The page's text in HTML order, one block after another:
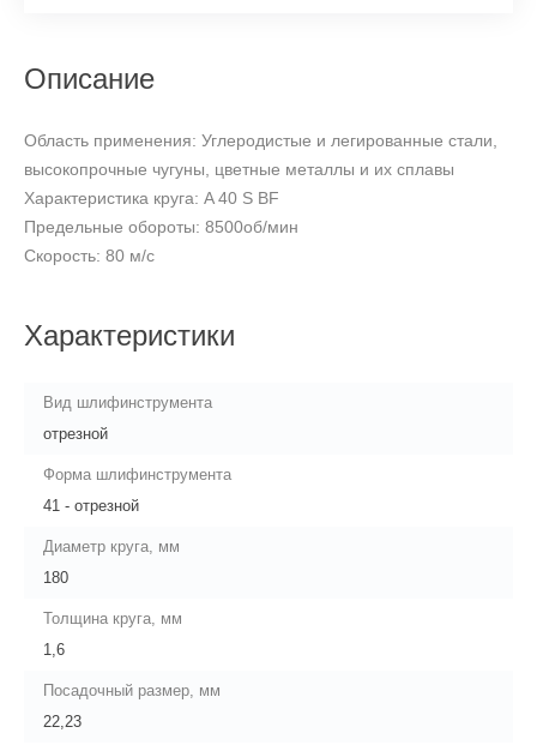
Описание
Область применения: Углеродистые и легированные стали,
высокопрочные чугуны, цветные металлы и их сплавы
Характеристика круга: A 40 S BF
Предельные обороты: 8500об/мин
Скорость: 80 м/с
Характеристики
Вид шлифинструмента
отрезной
Форма шлифинструмента
41 - отрезной
Диаметр круга, мм
180
Толщина круга, мм
1,6
Посадочный размер, мм
22,23